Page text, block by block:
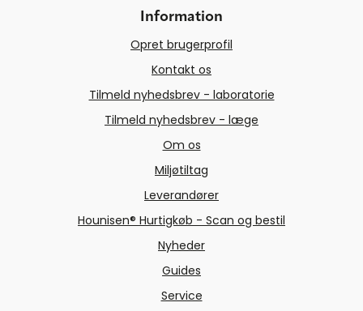
Information
Opret brugerprofil
Kontakt os
Tilmeld nyhedsbrev - laboratorie
Tilmeld nyhedsbrev - læge
Om os
Miljøtiltag
Leverandører
Hounisen® Hurtigkøb - Scan og bestil
Nyheder
Guides
Service